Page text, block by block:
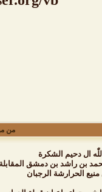
من
ال دحيم الشكرة
بن راشد بن دمشق
الحرارشة الرجبان